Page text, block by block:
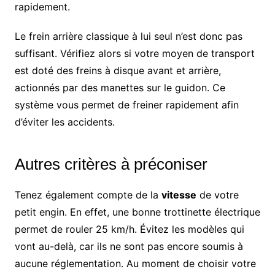
rapidement.
Le frein arrière classique à lui seul n’est donc pas
suffisant. Vérifiez alors si votre moyen de transport
est doté des freins à disque avant et arrière,
actionnés par des manettes sur le guidon. Ce
système vous permet de freiner rapidement afin
d’éviter les accidents.
Autres critères à préconiser
Tenez également compte de la vitesse de votre
petit engin. En effet, une bonne trottinette électrique
permet de rouler 25 km/h. Évitez les modèles qui
vont au-delà, car ils ne sont pas encore soumis à
aucune réglementation. Au moment de choisir votre